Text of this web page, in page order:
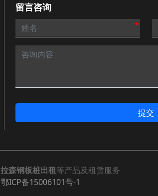
留言咨询
*
提交
拉森钢板桩出租等产品及租赁服务
鄂ICP备15006101号-1